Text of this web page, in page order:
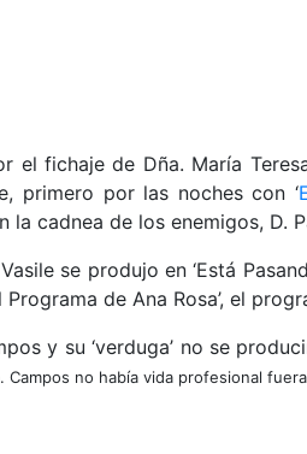
el fichaje de Dña. María
primero por las noches con ‘
la cadnea de los enemigos, D.
se produjo en ‘Está
de Ana Rosa’, el
y su ‘verduga’ no se
no había vida profesional fuera